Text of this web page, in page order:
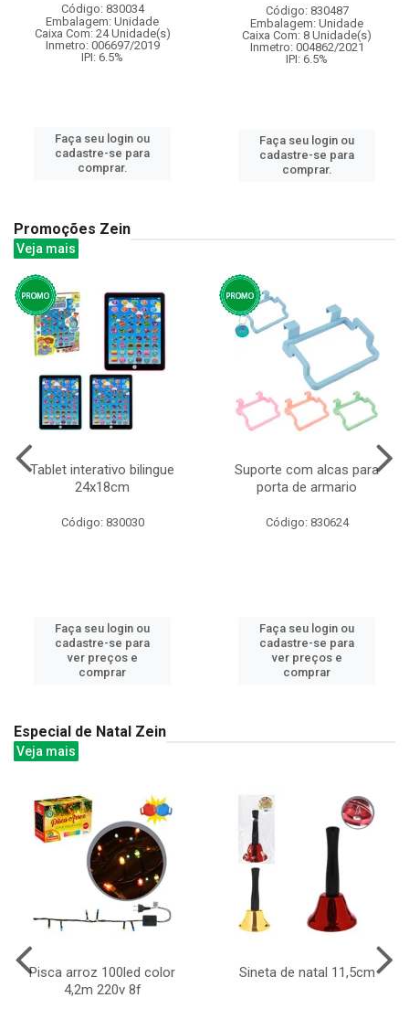
Código: 830034
Embalagem: Unidade
Caixa Com: 24 Unidade(s)
Inmetro: 006697/2019
IPI: 6.5%
Faça seu login ou
cadastre-se para
comprar.
Código: 830487
Embalagem: Unidade
Caixa Com: 8 Unidade(s)
Inmetro: 004862/2021
IPI: 6.5%
Faça seu login ou
cadastre-se para
comprar.
Promoções Zein
Veja mais
Tablet interativo bilingue
24x18cm
Código: 830030
Faça seu login ou
cadastre-se para
ver preços e
comprar
Suporte com alcas para
porta de armario
Código: 830624
Faça seu login ou
cadastre-se para
ver preços e
comprar
Especial de Natal Zein
Veja mais
Pisca arroz 100led color
4,2m 220v 8f
Sineta de natal 11,5cm